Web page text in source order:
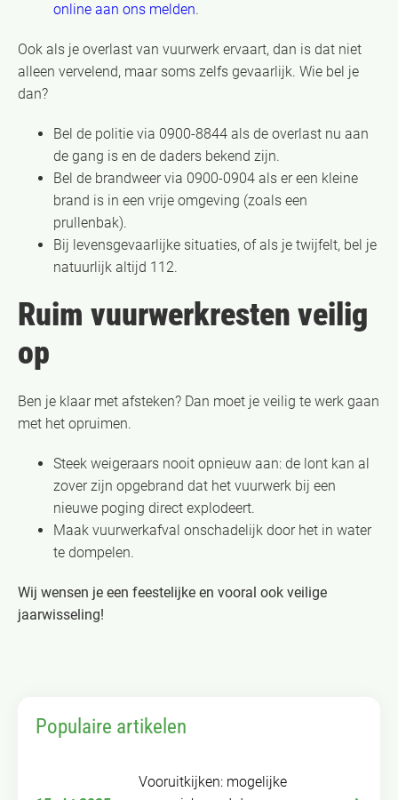
online aan ons melden.
Ook als je overlast van vuurwerk ervaart, dan is dat niet
alleen vervelend, maar soms zelfs gevaarlijk. Wie bel je
dan?
Bel de politie via 0900-8844 als de overlast nu aan
de gang is en de daders bekend zijn.
Bel de brandweer via 0900-0904 als er een kleine
brand is in een vrije omgeving (zoals een
prullenbak).
Bij levensgevaarlijke situaties, of als je twijfelt, bel je
natuurlijk altijd 112.
Ruim vuurwerkresten veilig
op
Ben je klaar met afsteken? Dan moet je veilig te werk gaan
met het opruimen.
​Steek weigeraars nooit opnieuw aan: de lont kan al
zover zijn opgebrand dat het vuurwerk bij een
nieuwe poging direct explodeert.
Maak vuurwerkafval onschadelijk door het in water
te dompelen.
Wij wensen je een feestelijke en vooral ook veilige
jaarwisseling!
Populaire artikelen
Vooruitkijken: mogelijke